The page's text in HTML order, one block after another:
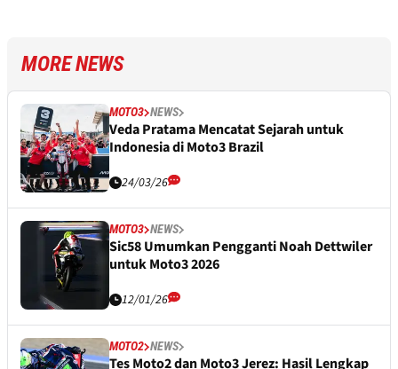
MORE NEWS
MOTO3 NEWS
Veda Pratama Mencatat Sejarah untuk
Indonesia di Moto3 Brazil
24/03/26
MOTO3 NEWS
Sic58 Umumkan Pengganti Noah Dettwiler
untuk Moto3 2026
12/01/26
MOTO2 NEWS
Tes Moto2 dan Moto3 Jerez: Hasil Lengkap